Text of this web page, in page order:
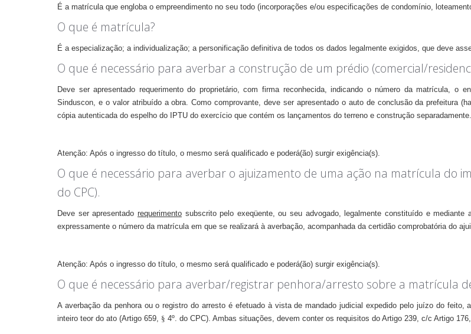
É a matrícula que engloba o empreendimento no seu todo (incorporações e/ou especificações de condomínio,
O que é matrícula?
É a especialização; a individualização; a personificação definitiva de todos os dados legalmente exigidos, que deve
O que é necessário para averbar a construção de um prédio (comercial/
Deve ser apresentado requerimento do proprietário, com firma reconhecida, indicando o número da matrícula, o
Sinduscon, e o valor atribuído a obra. Como comprovante, deve ser apresentado o auto de conclusão da prefeitura
cópia autenticada do espelho do IPTU do exercício que contém os lançamentos do terreno e construção separadamente.
Atenção: Após o ingresso do título, o mesmo será qualificado e poderá(ão) surgir exigência(s).
O que é necessário para averbar o ajuizamento de uma ação na matrícula do
do CPC).
Deve ser apresentado requerimentosubscrito pelo exeqüente, ou seu advogado, legalmente constituído e mediante
expressamente o número da matrícula em que se realizará à averbação, acompanhada da certidão comprobatória do
Atenção: Após o ingresso do título, o mesmo será qualificado e poderá(ão) surgir exigência(s).
O que é necessário para averbar/registrar penhora/arresto sobre a matrícula
A averbação da penhora ou o registro do arresto é efetuado à vista de mandado judicial expedido pelo juízo do
inteiro teor do ato (Artigo 659, § 4º. do CPC). Ambas situações, devem conter os requisitos do Artigo 239, c/c Artigo